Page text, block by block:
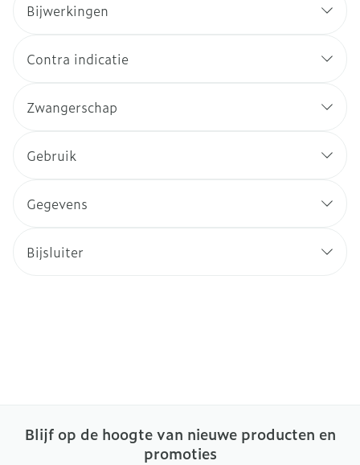
Bijwerkingen
Contra indicatie
Zwangerschap
Gebruik
Gegevens
Bijsluiter
Blijf op de hoogte van nieuwe producten en
promoties